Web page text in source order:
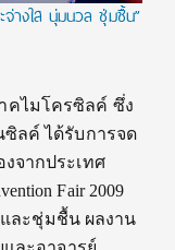
างใส นุ่มนวล ชุ่มชื้น”
คไมโครซิลค์ ซึ่ง
ลค์ ได้รับการจด
จากประเทศ
Fair 2009
และชุ่มชื้น ผลงาน